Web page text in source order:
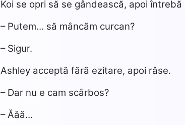
Koi se opri să se gândească, apoi
– Putem… să mâncăm curcan?
– Sigur.
Ashley acceptă fără ezitare, apoi râse.
– Dar nu e cam scârbos?
– Ăăă…